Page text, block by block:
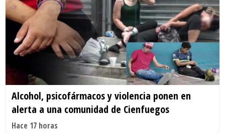
Alcohol, psicofármacos y violencia ponen en
alerta a una comunidad de Cienfuegos
Hace 17 horas